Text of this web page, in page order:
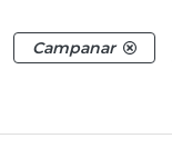
Campanar